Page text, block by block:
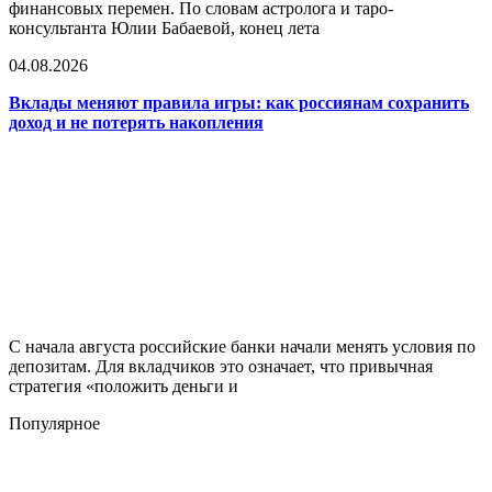
финансовых перемен. По словам астролога и таро-
консультанта Юлии Бабаевой, конец лета
04.08.2026
Вклады меняют правила игры: как россиянам сохранить
доход и не потерять накопления
С начала августа российские банки начали менять условия по
депозитам. Для вкладчиков это означает, что привычная
стратегия «положить деньги и
Популярное